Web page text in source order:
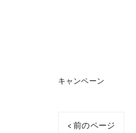
キャンペーン
< 前のページ